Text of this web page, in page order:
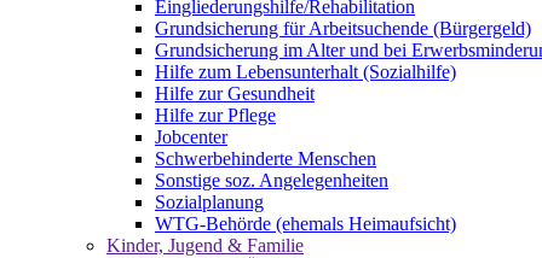
Eingliederungshilfe/Rehabilitation
Grundsicherung für Arbeitsuchende (Bürgergeld)
Grundsicherung im Alter und bei
Hilfe zum Lebensunterhalt (Sozialhilfe)
Hilfe zur Gesundheit
Hilfe zur Pflege
Jobcenter
Schwerbehinderte Menschen
Sonstige soz. Angelegenheiten
Sozialplanung
WTG-Behörde (ehemals Heimaufsicht)
Kinder, Jugend & Familie